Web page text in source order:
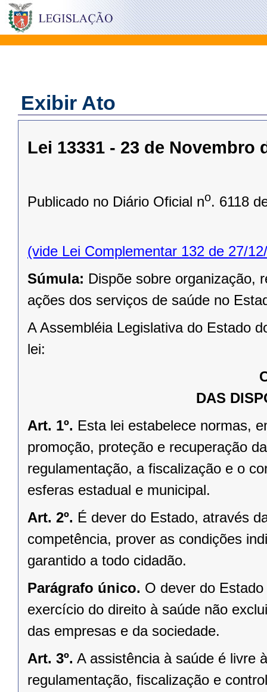
Exibir Ato
Lei 13331 - 23 de Novembro
Publicado no Diário Oficial no. 6118
(vide Lei Complementar 132 de 27/
Súmula: Dispõe sobre organização,
ações dos serviços de saúde no
A Assembléia Legislativa do Estado
lei:
DAS
Art. 1º. Esta lei estabelece normas,
promoção, proteção e recuperação
regulamentação, a fiscalização e o
esferas estadual e municipal.
Art. 2º. É dever do Estado, através
competência, prover as condições
garantido a todo cidadão.
Parágrafo único. O dever do
exercício do direito à saúde não
das empresas e da sociedade.
Art. 3º. A assistência à saúde é livre
regulamentação, fiscalização e